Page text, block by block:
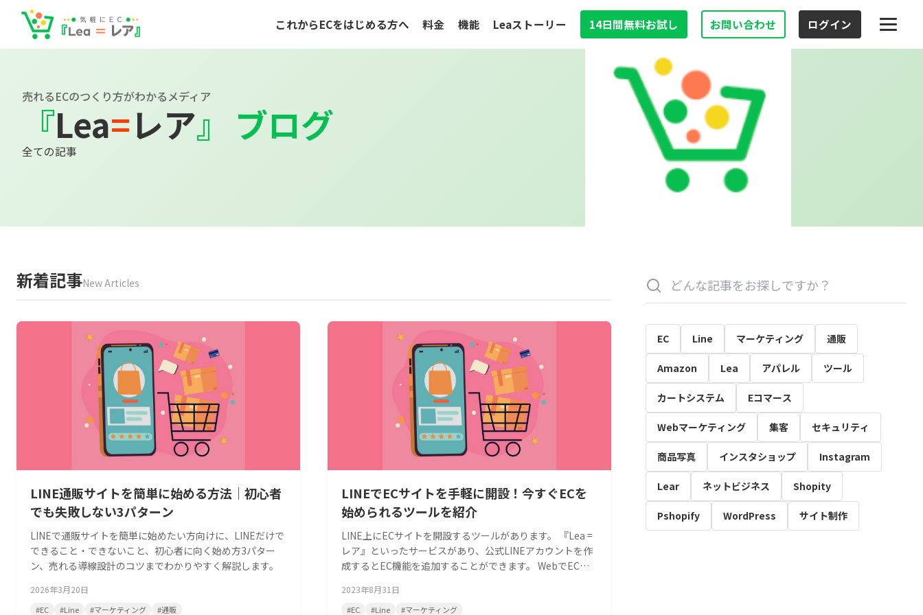
これからECをはじめる方へ 料金 機能 Leaストーリー 14日間無料お試し お問い合わせ ログイン
売れるECのつくり方がわかるメディア
『Lea=レア』 ブログ
全ての記事
新着記事New Articles
LINE通販サイトを簡単に始める方法｜初心者
でも失敗しない3パターン
LINEで通販サイトを簡単に始めたい方向けに、LINEだけで
できること・できないこと、初心者に向く始め方3パター
ン、売れる導線設計のコツまでわかりやすく解説します。
2026年3月20日
#EC #Line #マーケティング #通販
LINEでECサイトを手軽に開設！今すぐECを
始められるツールを紹介
LINE上にECサイトを開設するツールがあります。 『Lea =
レア』といったサービスがあり、公式LINEアカウントを作
成するとEC機能を追加することができます。 WebでECを
ザーとのやり取りはメールが中心となり、使うツールが増
えることもありました。 ECをLINE上に展開すると、ユーザ
2023年8月31日
#EC #Line #マーケティング
EC Line マーケティング 通販
Amazon Lea アパレル ツール
カートシステム Eコマース
Webマーケティング 集客 セキュリティ
商品写真 インスタショップ Instagram
Lear ネットビジネス Shopity
Pshopify WordPress サイト制作